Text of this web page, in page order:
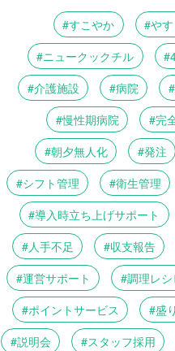
すこやか や
ニュークックチル
介護施設
病院
慢性期病院
完
朝夕無人化
発注
シフト管理
衛生管理
導入時立ち上げサポート
人手不足
収支報告
運営サポート
調理レシ
ポイントサービス
盛
説明会
スタッフ採用